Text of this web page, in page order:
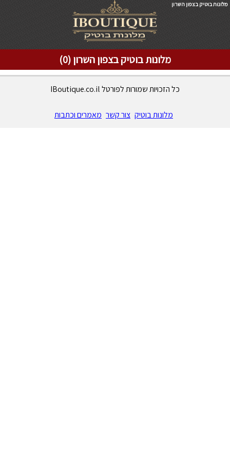
מלונות בוטיק בצפון השרון
מלונות בוטיק בצפון השרון (0)
כל הזכויות שמורות לפורטל IBoutique.co.il
מלונות בוטיק צור קשר מאמרים וכתבות